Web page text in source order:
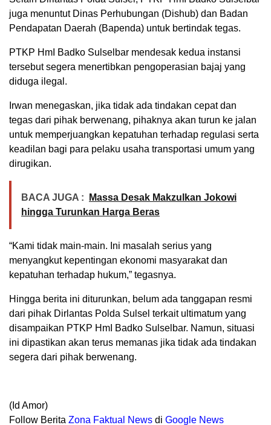
juga menuntut Dinas Perhubungan (Dishub) dan Badan
Pendapatan Daerah (Bapenda) untuk bertindak tegas.
PTKP HmI Badko Sulselbar mendesak kedua instansi
tersebut segera menertibkan pengoperasian bajaj yang
diduga ilegal.
Irwan menegaskan, jika tidak ada tindakan cepat dan
tegas dari pihak berwenang, pihaknya akan turun ke jalan
untuk memperjuangkan kepatuhan terhadap regulasi serta
keadilan bagi para pelaku usaha transportasi umum yang
dirugikan.
BACA JUGA :
Massa Desak Makzulkan Jokowi
hingga Turunkan Harga Beras
“Kami tidak main-main. Ini masalah serius yang
menyangkut kepentingan ekonomi masyarakat dan
kepatuhan terhadap hukum,” tegasnya.
Hingga berita ini diturunkan, belum ada tanggapan resmi
dari pihak Dirlantas Polda Sulsel terkait ultimatum yang
disampaikan PTKP HmI Badko Sulselbar. Namun, situasi
ini dipastikan akan terus memanas jika tidak ada tindakan
segera dari pihak berwenang.
(Id Amor)
Follow Berita Zona Faktual News di Google News